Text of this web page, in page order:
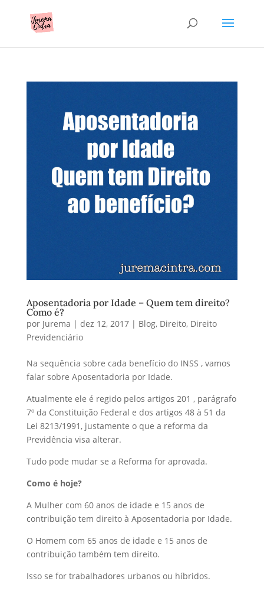
Aposentadoria por Idade – Quem tem direito?
Como é?
por Jurema | dez 12, 2017| Blog, Direito, Direito
Previdenciário
Na sequência sobre cada benefício do INSS , vamos
falar sobre Aposentadoria por Idade.
Atualmente ele é regido pelos artigos 201 , parágrafo
7º da Constituição Federal e dos artigos 48 à 51 da
Lei 8213/1991, justamente o que a reforma da
Previdência visa alterar.
Tudo pode mudar se a Reforma for aprovada.
Como é hoje?
A Mulher com 60 anos de idade e 15 anos de
contribuição tem direito à Aposentadoria por Idade.
O Homem com 65 anos de idade e 15 anos de
contribuição também tem direito.
Isso se for trabalhadores urbanos ou híbridos.